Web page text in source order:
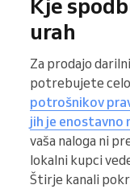
Kje
urah
Za prodajo
potrebujete
potrošnikov
jih je
vaša naloga ni
lokalni kupci
Štirje kanali